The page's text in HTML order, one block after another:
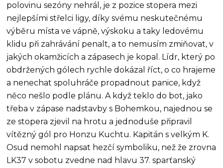
polovinu sezóny nehrál, je z pozice stopera mezi
nejlepšími střelci ligy, díky svému neskutečnému
výběru místa ve vápně, výskoku a taky ledovému
klidu při zahrávání penalt, a to nemusím zmiňovat, v
jakých okamžicích a zápasech je kopal. Lídr, který po
obdržených gólech rychle dokázal říct, o co hrajeme
a nenechat spoluhráče propadnout panice, když
něco nešlo podle plánu. A když teklo do bot, jako
třeba v zápase nadstavby s Bohemkou, najednou se
ze stopera zjevil na hrotu a jednoduše připravil
vítězný gól pro Honzu Kuchtu. Kapitán s velkým K.
Osud nemohl napsat hezčí symboliku, než že zrovna
LK37 v sobotu zvedne nad hlavu 37. sparťanský